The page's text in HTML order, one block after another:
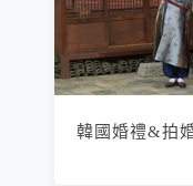
韓國婚禮&拍